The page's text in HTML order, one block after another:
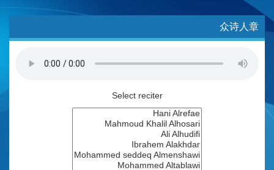
众诗人章
Select reciter